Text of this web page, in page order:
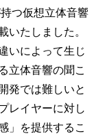
つ仮想立体音響
いたしました。
いによって生じ
立体音響の聞こ
発では難しいと
レイヤーに対し
」を提供するこ